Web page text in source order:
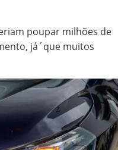
poupar milhões de
já´que muitos